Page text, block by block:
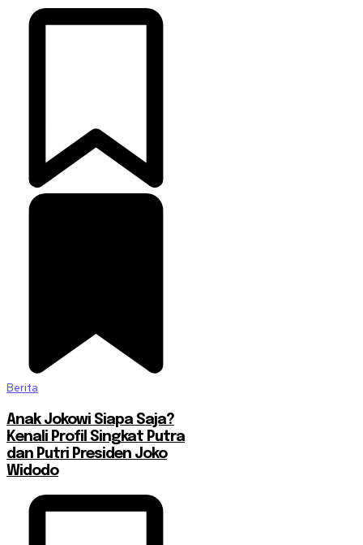
Berita
Anak Jokowi Siapa Saja?
Kenali Profil Singkat Putra
dan Putri Presiden Joko
Widodo